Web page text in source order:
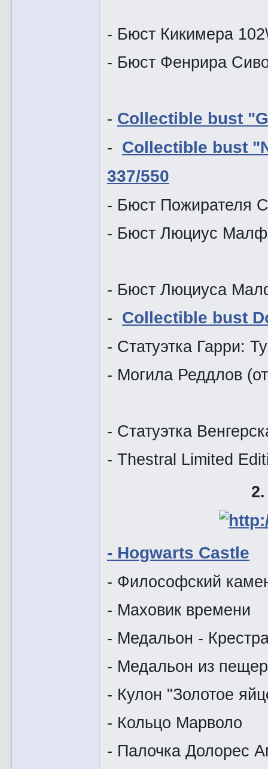
- Бюст Кикимера
- Бюст
- Collectible bust
- Collectible bust
337/550
- Бюст Пожирателя
- Бюст
- Бюст Люциуса
- Collectible bust
- Статуэтка Гарри:
- Могила
- Статуэтка
- Thestral Limited
- Hogwarts Castle
- Философский
- Маховик времени
- Медальон -
- Медальон из
- Кулон "Золотое
- Кольцо Марволо
- Палочка Долорес